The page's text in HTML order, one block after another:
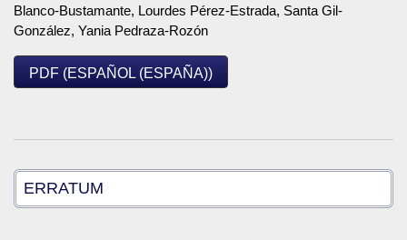
Blanco-Bustamante, Lourdes Pérez-Estrada, Santa Gil-
González, Yania Pedraza-Rozón
PDF (ESPAÑOL (ESPAÑA))
ERRATUM